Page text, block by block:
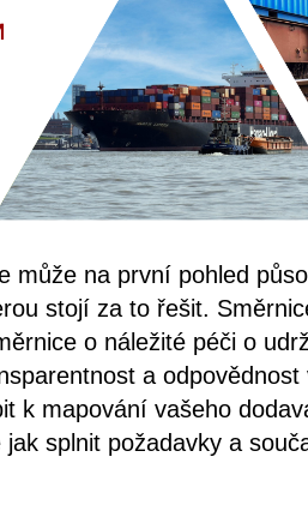
může na první pohled
stojí za to řešit.
o náležité péči o
a
k mapování vašeho
splnit požadavky a